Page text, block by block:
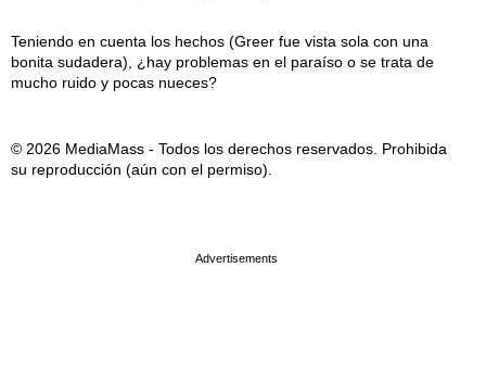
Teniendo en cuenta los hechos (Greer fue vista sola con una
bonita sudadera), ¿hay problemas en el paraíso o se trata de
mucho ruido y pocas nueces?
© 2026 MediaMass - Todos los derechos reservados. Prohibida
su reproducción (aún con el permiso).